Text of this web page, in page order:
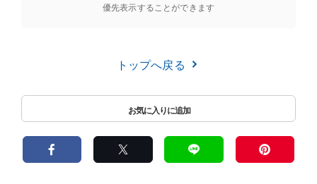
優先表示することができます
トップへ戻る